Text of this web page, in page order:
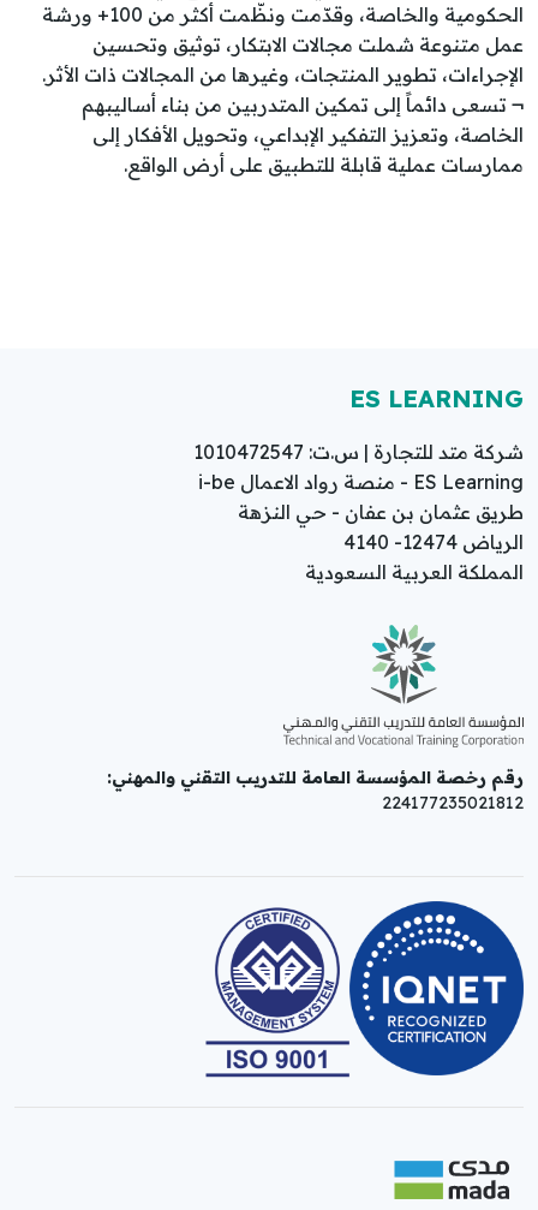
الحكومية والخاصة، وقدّمت ونظّمت أكثر من 100+ ورشة
عمل متنوعة شملت مجالات الابتكار، توثيق وتحسين
الإجراءات، تطوير المنتجات، وغيرها من المجالات ذات الأثر.
¬ تسعى دائماً إلى تمكين المتدربين من بناء أساليبهم
الخاصة، وتعزيز التفكير الإبداعي، وتحويل الأفكار إلى
ممارسات عملية قابلة للتطبيق على أرض الواقع.
ES LEARNING
شركة متد للتجارة | س.ت: 1010472547
ES Learning - منصة رواد الاعمال i-be
طريق عثمان بن عفان - حي النزهة
الرياض 12474- 4140
المملكة العربية السعودية
رقم رخصة المؤسسة العامة للتدريب التقني والمهني:
224177235021812